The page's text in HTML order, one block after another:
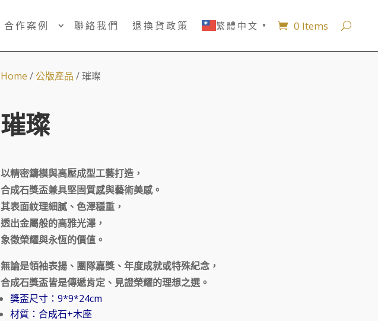
合作案例 聯絡我們 退換貨政策 繁體中文 ▼ 0 Items
Home /公版產品 / 璀璨
璀璨
以精密鑄模與高壓成型工藝打造，
合成石獎盃兼具堅固質感與藝術美感。
其表面紋理細膩、色澤穩重，
透出金屬般的高雅光澤，
象徵榮耀與永恆的價值。
無論是領袖表揚、團隊嘉獎、年度成就或特殊紀念，
合成石獎盃皆是傳遞肯定、見證榮耀的理想之選。
獎盃尺寸：9*9*24cm
材質：合成石+木座